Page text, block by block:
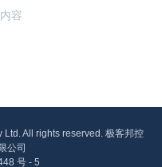
容
All rights reserved. 极客邦控
公司
号 - 5